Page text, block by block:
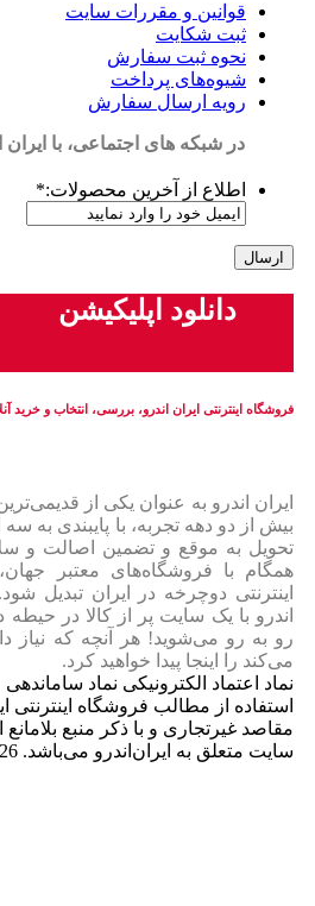
قوانین و مقررات سایت
ثبت شکایت
نحوه ثبت سفارش
شیوه‌های پرداخت
رویه ارسال سفارش
در شبکه های اجتماعی، با ایران
اطلاع از آخرین محصولات:*
دانلود اپلیکیشن
فروشگاه اینترنتی ایران‌ اندرو، بررسی، انتخاب و خرید
ایران‌ اندرو به عنوان یکی از
بیش از دو دهه تجربه، با پایبندی به
تحویل به موقع و تضمین اصالت و
همگام با فروشگاه‌های معتبر
اینترنتی دوچرخه در ایران تبدیل
اندرو با یک سایت پر از کالا در
رو به رو می‌شوید! هر آنچه که نیاز
می‌کند را اینجا پیدا خواهید کرد.
نماد اعتماد الکترونیکی نماد ساماندهی
استفاده از مطالب فروشگاه اینترنتی
مقاصد غیرتجاری و با ذکر منبع
سایت متعلق به ایران‌اندرو می‌باشد. Copyright © 2006 - 2026